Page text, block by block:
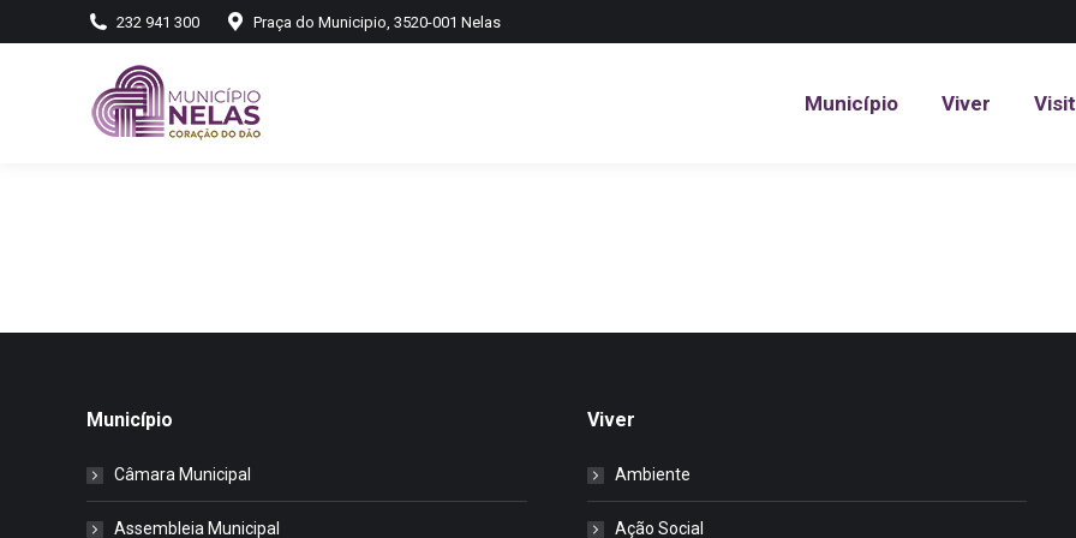
232 941 300 Praça do Municipio, 3520-001 Nelas
Município Viver
Município
Câmara Municipal
Assembleia Municipal
Viver
Ambiente
Ação Social
Município Viver